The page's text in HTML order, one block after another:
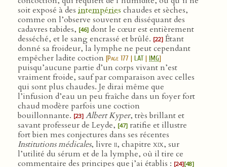
soit exposé à des intempéries chaudes et sèches,
comme on l’observe souvent en disséquant des
cadavres tabides, [46] dont le cœur est entièrement
desséché, et le sang encrassé et brûlé. [22] Étant
donné sa froideur, la lymphe ne peut cependant
empêcher ladite coction [Page 177 | LAT| IMG]
puisqu’aucune partie d’un corps vivant n’est
vraiment froide, sauf par comparaison avec celles
qui sont plus chaudes. Je dirai même que
l’infusion d’eau un peu fraîche dans un foyer fort
chaud modère parfois une coction
bouillonnante. [23] Albert Kyper, très brillant et
savant professeur de Leyde, [47] ratifie et illustre
fort bien mes conjectures dans ses récentes
Institutions médicales, livre ii, chapitre xix, sur
l’utilité du sérum et de la lymphe, où il tire ce
commentaire des principes que j’ai établis : [24][48]